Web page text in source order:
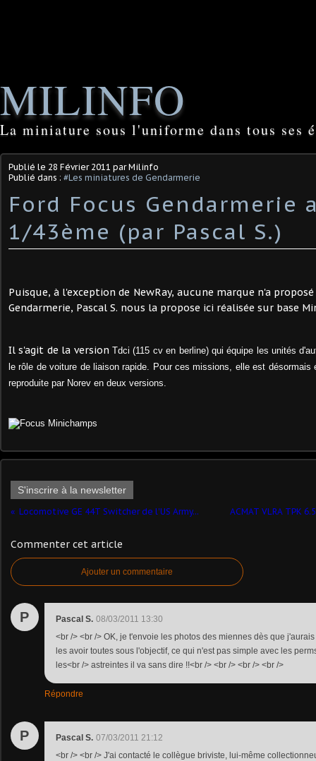
MILINFO
La miniature sous l'uniforme dans tous ses
Publié le 28 Février 2011 par Milinfo
Publié dans : #Les miniatures de Gendarmerie
Ford Focus Gendarmerie
1/43ème (par Pascal S.)
Puisque, à l'exception de NewRay, aucune marque n'a
Gendarmerie, Pascal S. nous la propose ici réalisée sur base
Il s'agit de la version Tdci (115 cv en berline) qui équipe les unités
le rôle de voiture de liaison rapide. Pour ces missions, elle est désormais
reproduite par Norev en deux versions.
S'inscrire à la newsletter
Locomotive GE 44T Switcher de l'US Army... ACMAT VLRA TPK
Commenter cet article
Ajouter un commentaire
P Pascal S. 08/03/2011 13:30
<br /> <br /> OK, je t'envoie les photos des miennes dès que
les avoir toutes sous l'objectif, ce qui n'est pas simple avec les
les<br /> astreintes il va sans dire !!<br /> <br /> <br /> <br />
Répondre
P Pascal S. 07/03/2011 21:12
<br /> <br /> J'ai contacté le collègue briviste, lui-même